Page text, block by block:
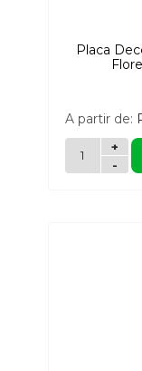
Placa
A partir de:
-
+